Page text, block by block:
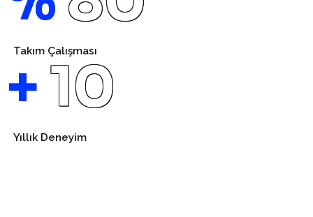
Takım Çalışması
+12
Yıllık Deneyim